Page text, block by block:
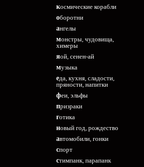
космические корабли
оборотни
ангелы
монстры, чудовища,
химеры
яой, сенен-ай
музыка
еда, кухня, сладости,
пряности, напитки
феи, эльфы
призраки
готика
новый год, рождество
автомобили, гонки
спорт
стимпанк, парапанк